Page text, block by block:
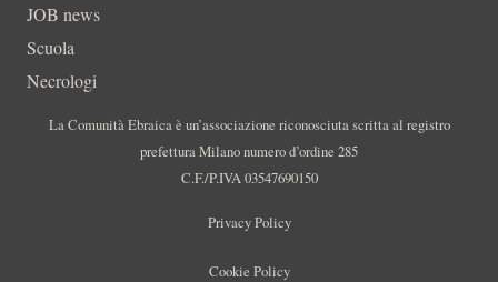
JOB news
Scuola
Necrologi
La Comunità Ebraica è un’associazione riconosciuta scritta al registro
prefettura Milano numero d’ordine 285
C.F./P.IVA 03547690150
Privacy Policy
Cookie Policy